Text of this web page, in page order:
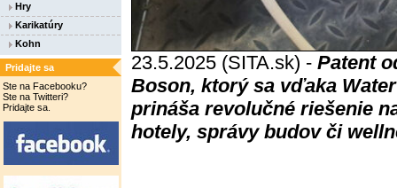
Hry
Karikatúry
Kohn
Pridajte sa
Ste na Facebooku?
Ste na Twitteri?
Pridajte sa.
23.5.2025 (SITA.sk) - Patent
Boson, ktorý sa vďaka
prináša revolučné riešenie
hotely, správy budov či